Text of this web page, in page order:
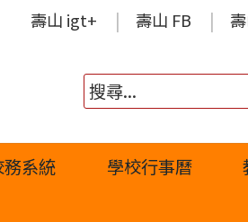
壽山 igt+ 壽山 FB
系統 學校行事曆